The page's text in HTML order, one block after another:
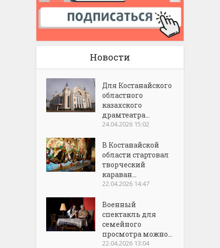
Новости
Для Костанайского
областного
казахского
драмтеатра...
24.04.2026 15:02
В Костанайской
области стартовал
творческий
караван...
22.04.2026 14:47
Военный
спектакль для
семейного
просмотра можно...
22.04.2026 13:04